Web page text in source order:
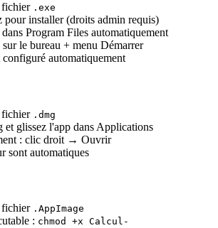
fichier .exe
pour installer (droits admin requis)
Program Files automatiquement
le bureau + menu Démarrer
configuré automatiquement
fichier .dmg
et glissez l'app dans Applications
: clic droit → Ouvrir
sont automatiques
fichier .AppImage
: chmod +x Calcul-